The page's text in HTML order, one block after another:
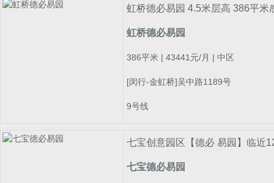
虹桥德必易园 4.5米层高 386平米
虹桥德必易园
386平米 | 43441元/月 | 中区
[闵行-金虹桥]吴中路1189号
9号线
七宝创意园区【德必 易园】临近
七宝德必易园